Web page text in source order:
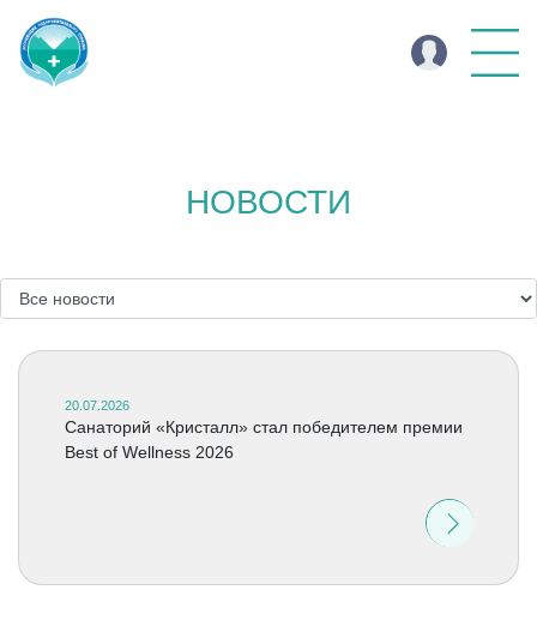
НОВОСТИ
20.07.2026
Cанаторий «Кристалл» стал победителем премии
Best of Wellness 2026